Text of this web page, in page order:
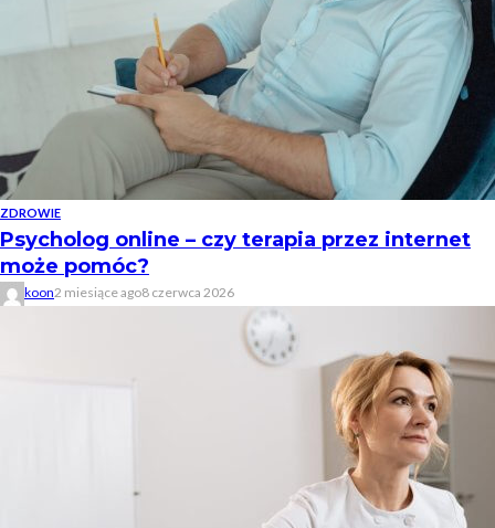
ZDROWIE
Psycholog online – czy terapia przez internet
może pomóc?
koon2 miesiące ago8 czerwca 2026